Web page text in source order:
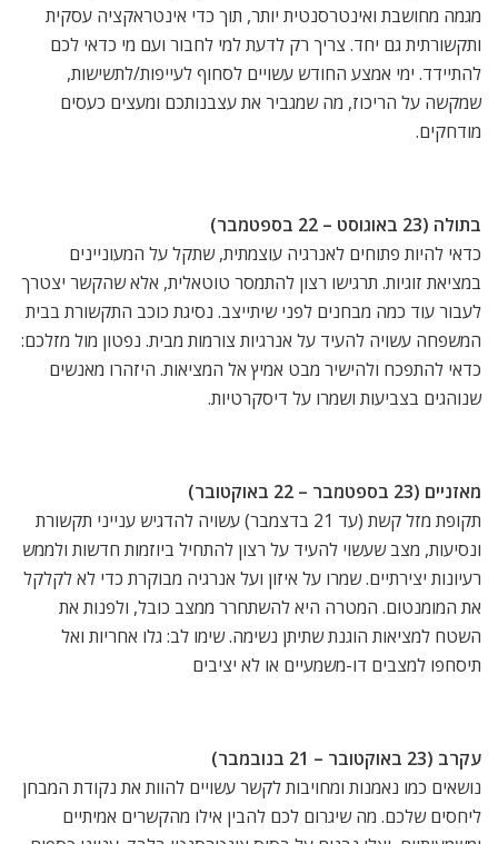
מגמה מחושבת ואינטרסנטית יותר, תוך כדי אינטראקציה עסקית
ותקשורתית גם יחד. צריך רק לדעת למי לחבור ועם מי כדאי לכם
להתיידד. ימי אמצע החודש עשויים לסחוף לעייפות/לתשישות,
שמקשה על הריכוז, מה שמגביר את עצבנותכם ומעצים כעסים
מודחקים.
בתולה (23 באוגוסט – 22 בספטמבר)
כדאי להיות פתוחים לאנרגיה עוצמתית, שתקל על המעוניינים
במציאת זוגיות. תרגישו רצון להתמסר טוטאלית, אלא שהקשר יצטרך
לעבור עוד כמה מבחנים לפני שיתייצב. נסיגת כוכב התקשורת בבית
המשפחה עשויה להעיד על אנרגיות צורמות מבית. נפטון מול מזלכם:
כדאי להתפכח ולהישיר מבט אמיץ אל המציאות. היזהרו מאנשים
שנוהגים בצביעות ושמרו על דיסקרטיות.
מאזניים (23 בספטמבר – 22 באוקטובר)
תקופת מזל קשת (עד 21 בדצמבר) עשויה להדגיש ענייני תקשורת
ונסיעות, מצב שעשוי להעיד על רצון להתחיל ביוזמות חדשות ולממש
רעיונות יצירתיים. שמרו על איזון ועל אנרגיה מבוקרת כדי לא לקלקל
את המומנטום. המטרה היא להשתחרר ממצב כובל, ולפנות את
השטח למציאות הוגנת שתיתן נשימה. שימו לב: גלו אחריות ואל
תיסחפו למצבים דו-משמעיים או לא יציבים
עקרב (23 באוקטובר – 21 בנובמבר)
נושאים כמו נאמנות ומחויבות לקשר עשויים להוות את נקודת המבחן
ליחסים שלכם. מה שיגרום לכם להבין אילו מהקשרים אמיתיים